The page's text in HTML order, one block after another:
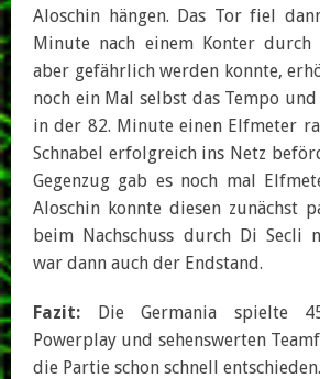
Aloschin hängen. Das Tor fiel
Minute nach einem Konter
aber gefährlich werden konnte,
noch ein Mal selbst das Tempo
in der 82. Minute einen Elfmeter
Schnabel erfolgreich ins Netz
Gegenzug gab es noch mal
Aloschin konnte diesen zunächst
beim Nachschuss durch Di Secli
war dann auch der Endstand.
Fazit: Die Germania spielte
Powerplay und sehenswerten
die Partie schon schnell entschieden.